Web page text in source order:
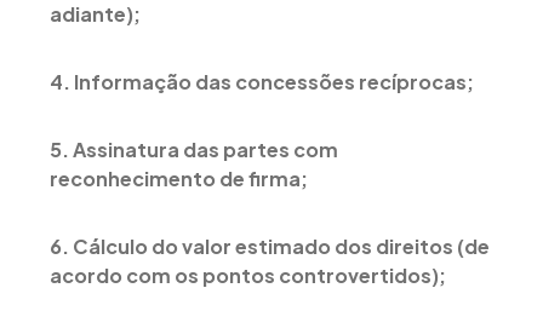
adiante);
4. Informação das concessões recíprocas;
5. Assinatura das partes com
reconhecimento de firma;
6. Cálculo do valor estimado dos direitos (de
acordo com os pontos controvertidos);